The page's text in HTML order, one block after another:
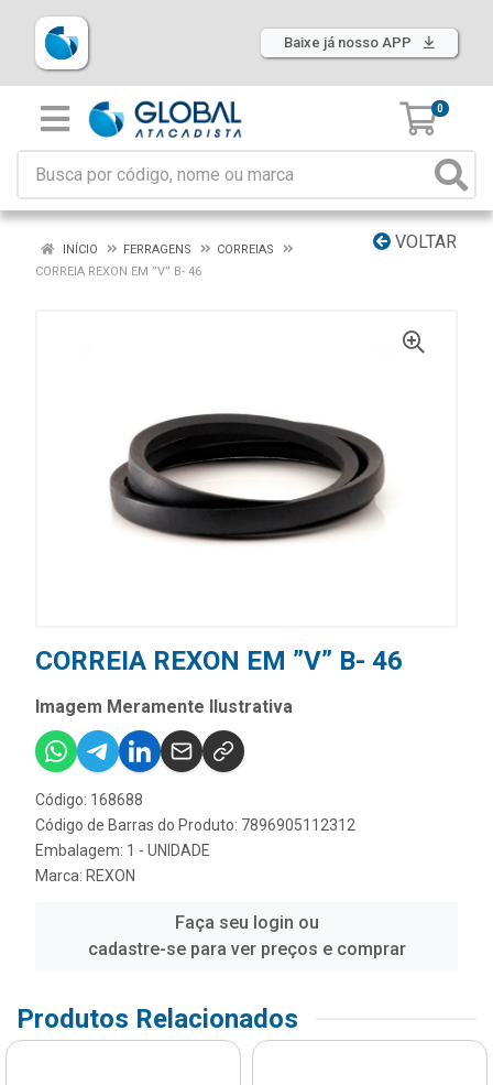
Baixe já nosso APP
0
VOLTAR
INÍCIO FERRAGENS
CORREIAS
CORREIA REXON EM ”V” B- 46
CORREIA REXON EM ”V” B- 46
Imagem Meramente Ilustrativa
Código: 168688
Código de Barras do Produto: 7896905112312
Embalagem: 1 - UNIDADE
Marca: REXON
Faça seu login ou
cadastre-se para ver preços e comprar
Produtos Relacionados